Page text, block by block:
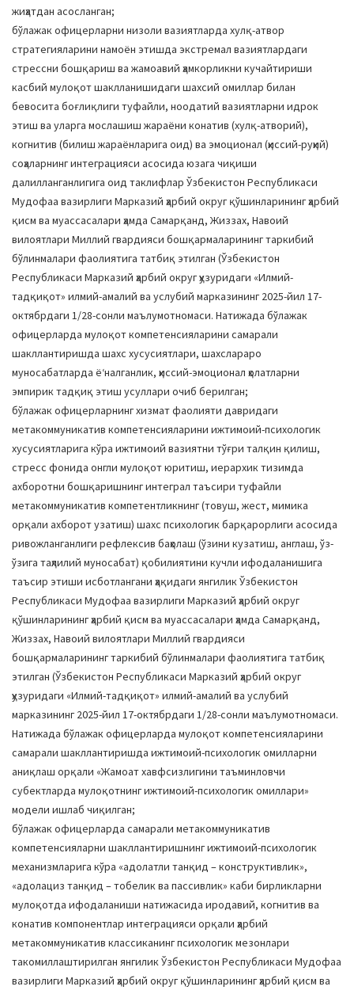
жиҳатдан асосланган;
бўлажак офицерларни низоли вазиятларда хулқ-атвор
стратегияларини намоён этишда экстремал вазиятлардаги
стрессни бошқариш ва жамоавий ҳамкорликни кучайтириши
касбий мулоқот шаклланишидаги шахсий омиллар билан
бевосита боғлиқлиги туфайли, ноодатий вазиятларни идрок
этиш ва уларга мослашиш жараёни конатив (хулқ-атворий),
когнитив (билиш жараёнларига оид) ва эмоционал (ҳиссий-руҳий)
соҳаларнинг интеграцияси асосида юзага чиқиши
далилланганлигига оид таклифлар Ўзбекистон Республикаси
Мудофаа вазирлиги Марказий ҳарбий округ қўшинларининг ҳарбий
қисм ва муассасалари ҳамда Самарқанд, Жиззах, Навоий
вилоятлари Миллий гвардияси бошқармаларининг таркибий
бўлинмалари фаолиятига татбиқ этилган (Ўзбекистон
Республикаси Марказий ҳарбий округ ҳузуридаги «Илмий-
тадқиқот» илмий-амалий ва услубий марказининг 2025-йил 17-
октябрдаги 1/28-сонли маълумотномаси. Натижада бўлажак
офицерларда мулоқот компетенсияларини самарали
шакллантиришда шахс хусусиятлари, шахслараро
муносабатларда ёʻналганлик, ҳиссий-эмоционал ҳолатларни
эмпирик тадқиқ этиш усуллари очиб берилган;
бўлажак офицерларнинг хизмат фаолияти давридаги
метакоммуникатив компетенсияларини ижтимоий-психологик
хусусиятларига кўра ижтимоий вазиятни тўғри талқин қилиш,
стресс фонида онгли мулоқот юритиш, иерархик тизимда
ахборотни бошқаришнинг интеграл таъсири туфайли
метакоммуникатив компетентликнинг (товуш, жест, мимика
орқали ахборот узатиш) шахс психологик барқарорлиги асосида
ривожланганлиги рефлексив баҳолаш (ўзини кузатиш, англаш, ўз-
ўзига таҳлилий муносабат) қобилиятини кучли ифодаланишига
таъсир этиши исботлангани ҳақидаги янгилик Ўзбекистон
Республикаси Мудофаа вазирлиги Марказий ҳарбий округ
қўшинларининг ҳарбий қисм ва муассасалари ҳамда Самарқанд,
Жиззах, Навоий вилоятлари Миллий гвардияси
бошқармаларининг таркибий бўлинмалари фаолиятига татбиқ
этилган (Ўзбекистон Республикаси Марказий ҳарбий округ
ҳузуридаги «Илмий-тадқиқот» илмий-амалий ва услубий
марказининг 2025-йил 17-октябрдаги 1/28-сонли маълумотномаси.
Натижада бўлажак офицерларда мулоқот компетенсияларини
самарали шакллантиришда ижтимоий-психологик омилларни
аниқлаш орқали «Жамоат хавфсизлигини таъминловчи
субектларда мулоқотнинг ижтимоий-психологик омиллари»
модели ишлаб чиқилган;
бўлажак офицерларда самарали метакоммуникатив
компетенсияларни шакллантиришнинг ижтимоий-психологик
механизмларига кўра «адолатли танқид – конструктивлик»,
«адолациз танқид – тобелик ва пассивлик» каби бирликларни
мулоқотда ифодаланиши натижасида иродавий, когнитив ва
конатив компонентлар интеграцияси орқали ҳарбий
метакоммуникатив классиканинг психологик мезонлари
такомиллаштирилган янгилик Ўзбекистон Республикаси Мудофаа
вазирлиги Марказий ҳарбий округ қўшинларининг ҳарбий қисм ва